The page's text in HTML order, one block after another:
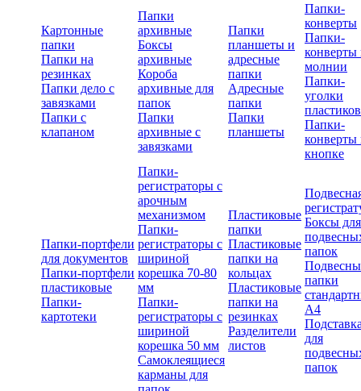
Картонные
папки
Папки на
резинках
Папки дело с
завязками
Папки с
клапаном
Папки
архивные
Боксы
архивные
Короба
архивные для
папок
Папки
архивные с
завязками
Папки
планшеты и
адресные
папки
Адресные
папки
Папки
планшеты
Папки-
конверты
Папки-
конверты
молнии
Папки-
уголки
Папки-
конверты
кнопке
Папки-портфели
для документов
Папки-портфели
пластиковые
Папки-
картотеки
Папки-
регистраторы с
арочным
механизмом
Папки-
регистраторы с
шириной
корешка 70-80
мм
Папки-
регистраторы с
шириной
корешка 50 мм
Самоклеящиеся
карманы для
Пластиковые
папки
Пластиковые
папки на
кольцах
Пластиковые
папки на
резинках
Разделители
листов
Боксы для
папок
папки
А4
для
папок